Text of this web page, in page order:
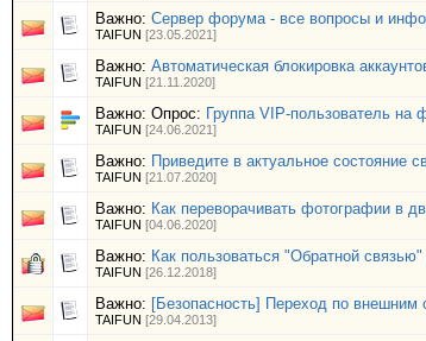
Важно: Сервер форума - все вопросы и
TAIFUN [23.05.2021]
Важно: Автоматическая блокировка
TAIFUN [21.11.2020]
Важно: Опрос: Группа VIP-пользователь на
TAIFUN [24.06.2021]
Важно: Приведите в актуальное состояние
TAIFUN [21.07.2020]
Важно: Как переворачивать фотографии в
TAIFUN [04.06.2020]
Важно: Как пользоваться "Обратной
TAIFUN [26.12.2018]
Важно: [Безопасность] Переход по внешним
TAIFUN [29.04.2013]